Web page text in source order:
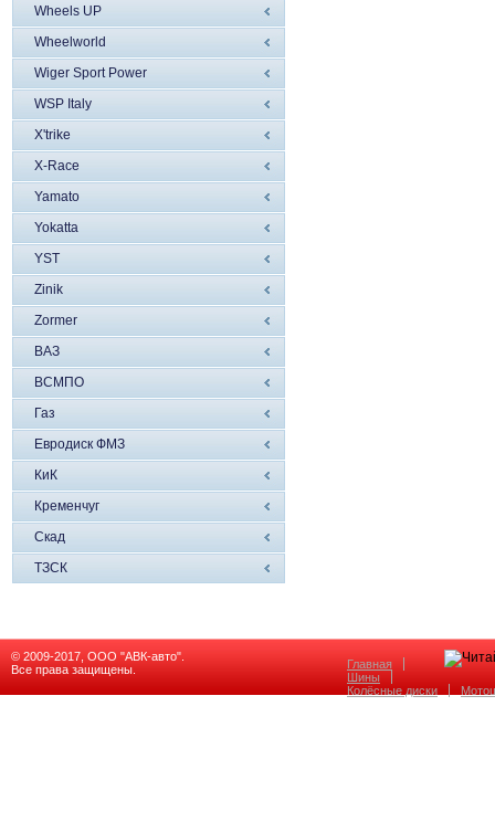
Wheels UP
Wheelworld
Wiger Sport Power
WSP Italy
X'trike
X-Race
Yamato
Yokatta
YST
Zinik
Zormer
ВАЗ
ВСМПО
Газ
Евродиск ФМЗ
КиК
Кременчуг
Скад
ТЗСК
© 2009-2017, ООО "АВК-авто".
Все права защищены.
Главная
Шины
Колёсные диски